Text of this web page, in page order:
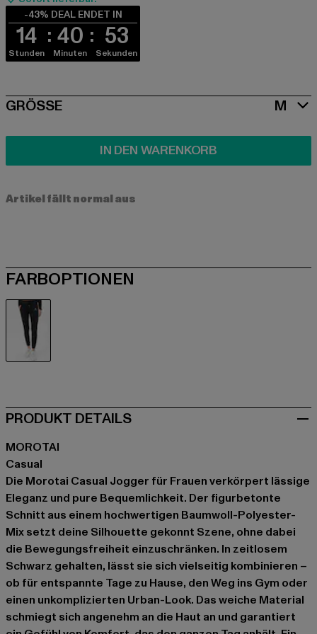
-43% DEAL ENDET IN
14
Stunden
40
Minuten
52
Sekunden
SIZE
GRÖSSE M
IN DEN WARENKORB
Artikel fällt normal aus
FARBOPTIONEN
PRODUKT DETAILS
MOROTAI
Casual
Die Morotai Casual Jogger für Frauen verkörpert lässige
Eleganz und pure Bequemlichkeit. Der figurbetonte
Schnitt aus einem hochwertigen Baumwoll-Polyester-
Mix setzt deine Silhouette gekonnt Szene, ohne dabei
die Bewegungsfreiheit einzuschränken. In zeitlosem
Schwarz gehalten, lässt sie sich vielseitig kombinieren –
ob für entspannte Tage zu Hause, den Weg ins Gym oder
einen unkomplizierten Urban-Look. Das weiche Material
schmiegt sich angenehm an die Haut an und garantiert